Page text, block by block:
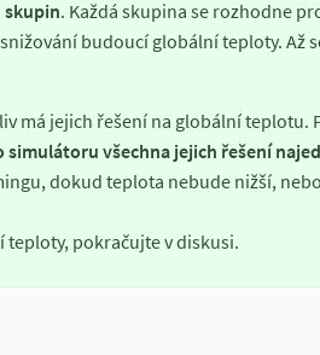
skupin. Každá skupina se rozhodne
budoucí globální teploty. Až
má jejich řešení na globální teplotu.
simulátoru všechna jejich řešení
dokud teplota nebude nižší, nebo
teploty, pokračujte v diskusi.